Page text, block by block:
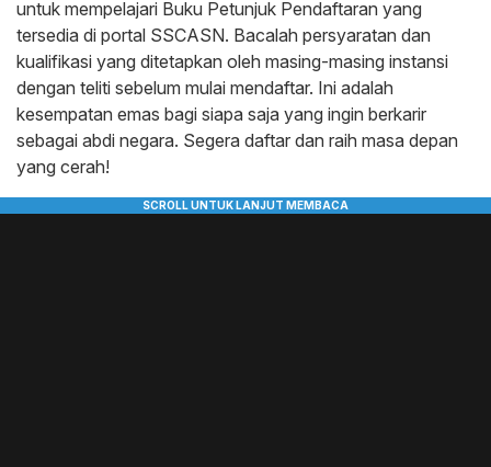
untuk mempelajari Buku Petunjuk Pendaftaran yang
tersedia di portal SSCASN. Bacalah persyaratan dan
kualifikasi yang ditetapkan oleh masing-masing instansi
dengan teliti sebelum mulai mendaftar. Ini adalah
kesempatan emas bagi siapa saja yang ingin berkarir
sebagai abdi negara. Segera daftar dan raih masa depan
yang cerah!